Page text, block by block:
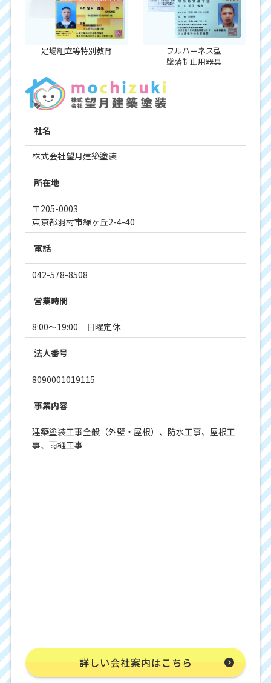
足場組立等特別教育
フルハーネス型
墜落制止用器具
社名
株式会社望月建築塗装
所在地
〒205-0003
東京都羽村市緑ヶ丘2-4-40
電話
042-578-8508
営業時間
8:00～19:00 日曜定休
法人番号
8090001019115
事業内容
建築塗装工事全般（外壁・屋根）、防水工事、屋根工
事、雨樋工事
詳しい会社案内はこちら